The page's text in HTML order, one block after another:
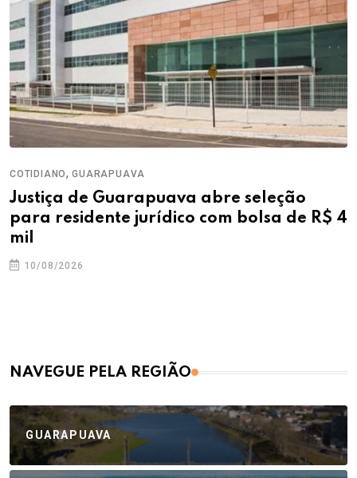
COTIDIANO,GUARAPUAVA
Justiça de Guarapuava abre seleção
para residente jurídico com bolsa de R$ 4
mil
10/08/2026
NAVEGUE PELA REGIÃO
GUARAPUAVA